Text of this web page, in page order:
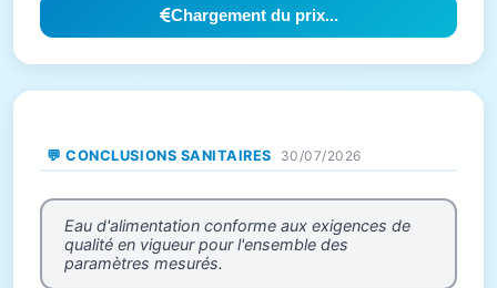
Chargement du prix...
💬 CONCLUSIONS SANITAIRES 30/07/2026
Eau d'alimentation conforme aux exigences de
qualité en vigueur pour l'ensemble des
paramètres mesurés.